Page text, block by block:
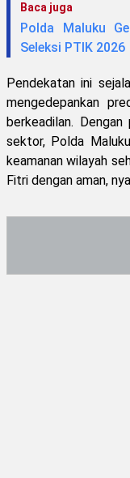
Baca juga
Polda Maluku
Seleksi PTIK 2026
Pendekatan ini
mengedepankan
berkeadilan.
sektor, Polda
keamanan wilayah
Fitri dengan aman,